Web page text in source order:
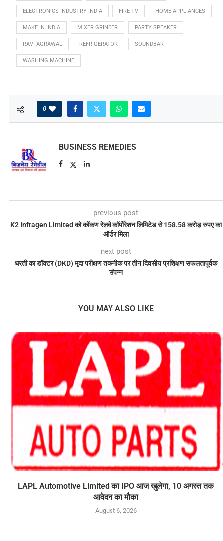
ELECTRONICS INDUSTRY INDIA FIRE TV HOME APPLIANCES
MAKE IN INDIA MIXER GRINDER PARTY SPEAKER
RAVI AGRAWAL REFRIGERATOR SOUNDBAR
WASHING MACHINE
0
BUSINESS REMEDIES
previous post
K2 Infragen Limited को कोंकण रेलवे कॉर्पोरेशन लिमिटेड से 158.58 करोड़ रुपए का
ऑर्डर मिला
next post
धरती का डॉक्टर (DKD) मृदा परीक्षण तकनीक पर तीन दिवसीय प्रशिक्षण सफलतापूर्वक
संपन्न
YOU MAY ALSO LIKE
LAPL Automotive Limited का IPO आज खुलेगा, 10 अगस्त तक
आवेदन का मौका
August 6, 2026